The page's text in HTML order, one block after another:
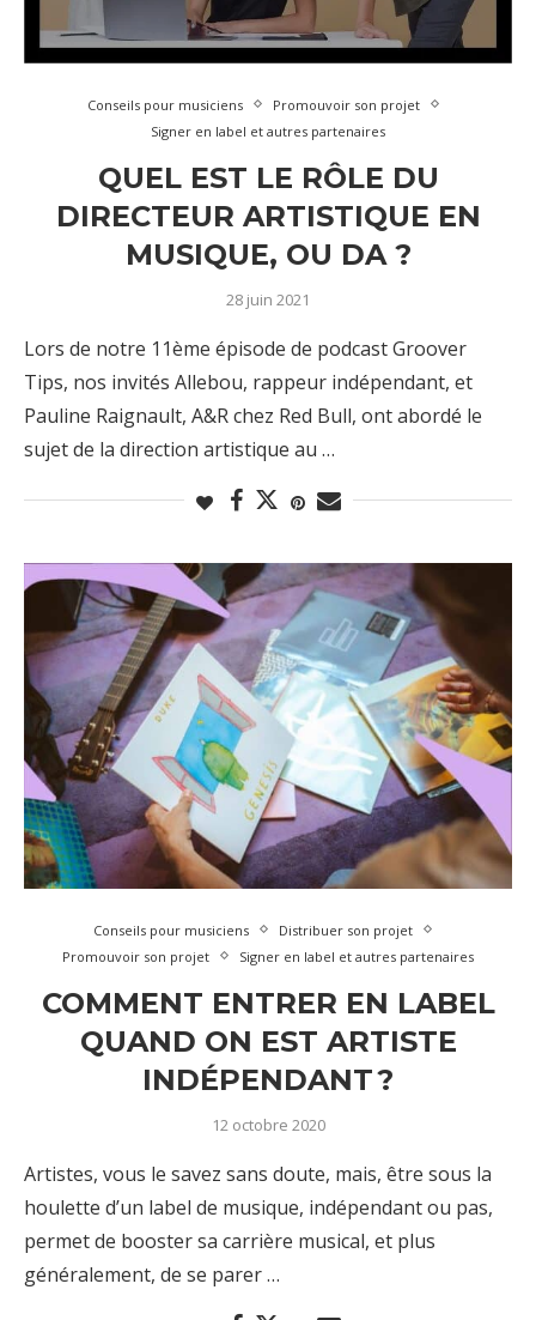
Conseils pour musiciens
Promouvoir son projet
Signer en label et autres partenaires
QUEL EST LE RÔLE DU
DIRECTEUR ARTISTIQUE EN
MUSIQUE, OU DA ?
28 juin 2021
Lors de notre 11ème épisode de podcast Groover
Tips, nos invités Allebou, rappeur indépendant, et
Pauline Raignault, A&R chez Red Bull, ont abordé le
sujet de la direction artistique au …
Conseils pour musiciens
Distribuer son projet
Promouvoir son projet
Signer en label et autres partenaires
COMMENT ENTRER EN LABEL
QUAND ON EST ARTISTE
INDÉPENDANT ?
12 octobre 2020
Artistes, vous le savez sans doute, mais, être sous la
houlette d’un label de musique, indépendant ou pas,
permet de booster sa carrière musical, et plus
généralement, de se parer …